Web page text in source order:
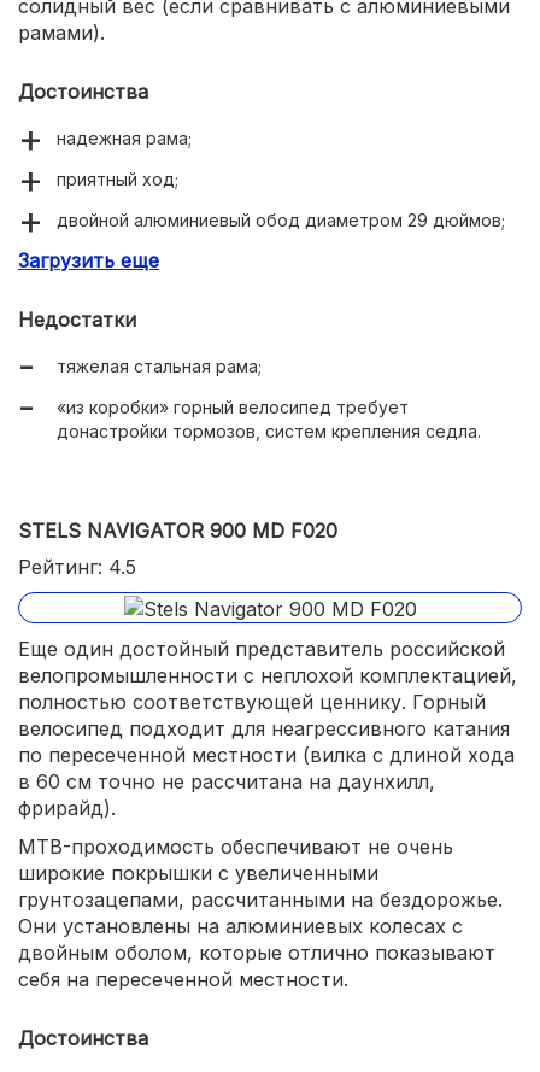
солидный вес (если сравнивать с алюминиевыми
рамами).
Достоинства
надежная рама;
приятный ход;
двойной алюминиевый обод диаметром 29 дюймов;
дисковые механические тормоза Clarks CMD-2;
Загрузить еще
Недостатки
тяжелая стальная рама;
«из коробки» горный велосипед требует
донастройки тормозов, систем крепления седла.
STELS NAVIGATOR 900 MD F020
Рейтинг: 4.5
Еще один достойный представитель российской
велопромышленности с неплохой комплектацией,
полностью соответствующей ценнику. Горный
велосипед подходит для неагрессивного катания
по пересеченной местности (вилка с длиной хода
в 60 см точно не рассчитана на даунхилл,
фрирайд).
MTB-проходимость обеспечивают не очень
широкие покрышки с увеличенными
грунтозацепами, рассчитанными на бездорожье.
Они установлены на алюминиевых колесах с
двойным оболом, которые отлично показывают
себя на пересеченной местности.
Достоинства